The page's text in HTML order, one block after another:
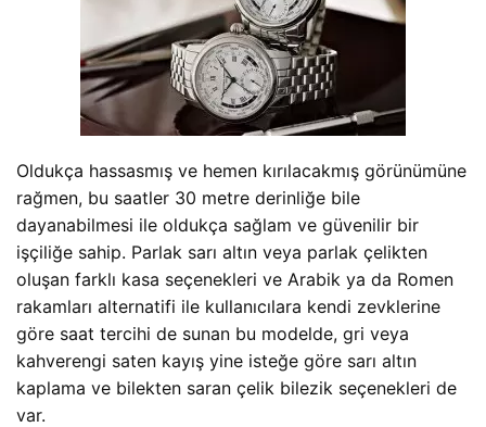
Oldukça hassasmış ve hemen kırılacakmış görünümüne
rağmen, bu saatler 30 metre derinliğe bile
dayanabilmesi ile oldukça sağlam ve güvenilir bir
işçiliğe sahip. Parlak sarı altın veya parlak çelikten
oluşan farklı kasa seçenekleri ve Arabik ya da Romen
rakamları alternatifi ile kullanıcılara kendi zevklerine
göre saat tercihi de sunan bu modelde, gri veya
kahverengi saten kayış yine isteğe göre sarı altın
kaplama ve bilekten saran çelik bilezik seçenekleri de
var.